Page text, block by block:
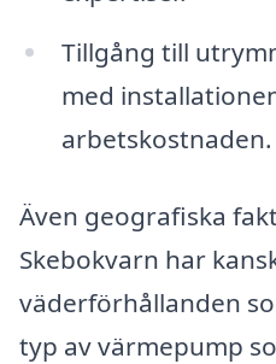
Tillgång till
med
arbetskostnaden.
Även geografiska
Skebokvarn har
väderförhållanden
typ av värmepump